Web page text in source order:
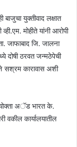
बाजुचा युक्तीवाद लक्षात
मोहीते यांनी आरोपी
जाफाबाद जि. जालना
दोषी ठरवत जन्मठेपेची
सश्रम कारावास अशी
अॅड भारत के.
वकील कार्यालयातील